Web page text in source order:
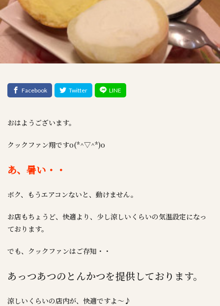
おはようございます。
クックファン翔ですo(*^▽^*)o
あ、暑い・・
ボク、もうエアコンないと、動けません。
お店もちょうど、快適より、少し涼しいくらいの気温設定になっ
ております。
でも、クックファンはご存知・・
あっつあつのとんかつを提供しております。
涼しいくらいの店内が、快適ですよ～♪